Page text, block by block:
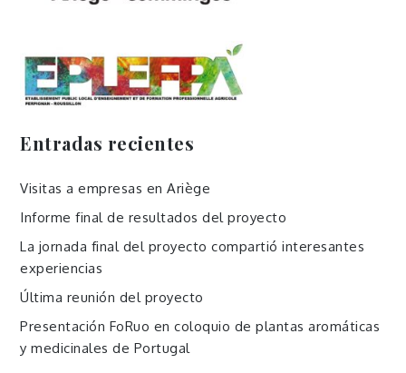
Entradas recientes
Visitas a empresas en Ariège
Informe final de resultados del proyecto
La jornada final del proyecto compartió interesantes
experiencias
Última reunión del proyecto
Presentación FoRuo en coloquio de plantas aromáticas
y medicinales de Portugal